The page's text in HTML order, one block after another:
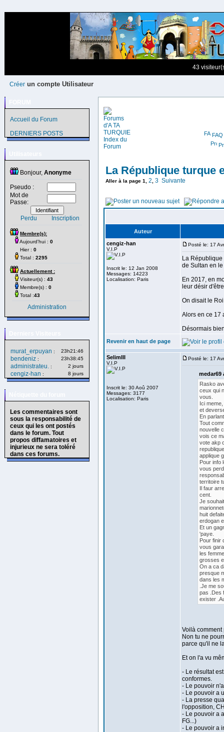
43
Créer un compte Utilisateur
Accueil du Forum
DERNIERS POSTS
Bonjour, Anonyme
Pseudo :
Mot de
Passe:
Perdu Inscription
Membre(s):
Aujourd'hui : 0
Hier : 0
Total : 2295
Actuellement :
Visiteur(s) : 43
Membre(s) : 0
Total :43
Administration
murat_erpuyan : 23h21:46
bendeniz : 23h38:45
administrateu. : 2 jours
cengiz-han : 8 jours
Les commentaires sont
sous la responsabilité de
ceux qui les ont postés
dans le forum. Tout
propos diffamatoires et
injurieux ne sera toléré
dans ces forums.
FAQ
La République turque
Aller à la page 1 2 3 Suivante
Auteur
cengiz-han
V.I.P
Inscrit le: 12 Jan 2008
Messages: 14223
Localisation: Paris
Posté le: 17
La
de Sultan en
En 2017, en
leur désir
On disait le
Alors en ce 17
Désormais
Revenir en haut de page
SelimIII
V.I.P
Inscrit le: 30 Aoû 2007
Messages: 3177
Localisation: Paris
Posté le: 17
medar69
Rasko
ceux qui
vous.
Ici
et
En
Tout
nouvelle
vois ce
vote akp
applique
Pour info
vous
territoire
Il faur
cent.
Je
huit
erdogan
Et un
'paye.
Pour finir
vous
les
grosses
On a ca
presque
dans les
.Je me
pas .Des
exister
Voilà
Non tu ne
parce qu'il ne
Et on l'a vu
- Le résultat
conformes.
- Le pouvoir
- Le pouvoir a
- La presse
l'opposition,
- Le pouvoir a
FG...)
- Le pouvoir a